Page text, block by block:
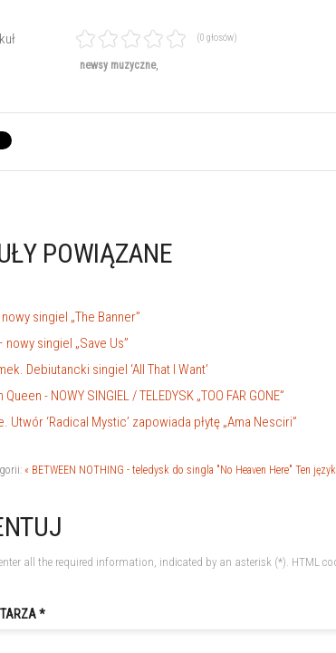
(0 głosów)
newsy muzyczne
POWIĄZANE
nowy singiel „The Banner”
nowy singiel „Save Us”
Debiutancki singiel ‘All That I Want’
- NOWY SINGIEL / TELEDYSK „TOO FAR GONE”
Utwór ‘Radical Mystic’ zapowiada płytę „Ama Nesciri”
« BETWEEN NOTHING - teledysk do singla "No Heaven Here" Ten
all the required information, indicated by an asterisk (*). HTML
*